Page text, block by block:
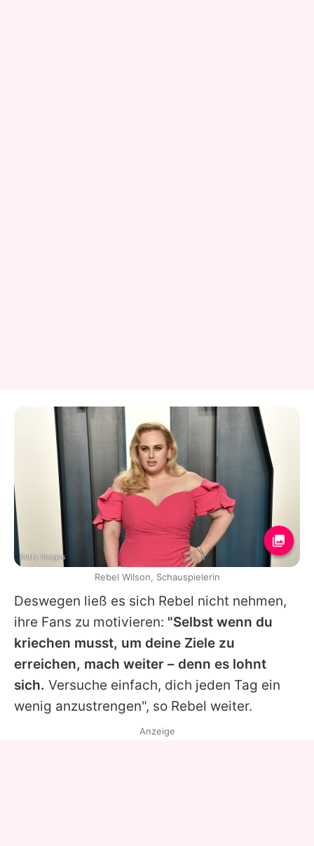
Deswegen ließ es sich Rebel nicht nehmen,
ihre Fans zu motivieren: "Selbst wenn du
kriechen musst, um deine Ziele zu
erreichen, mach weiter – denn es lohnt
sich. Versuche einfach, dich jeden Tag ein
wenig anzustrengen", so Rebel weiter.
Getty Images
Rebel Wilson, Schauspielerin
Anzeige